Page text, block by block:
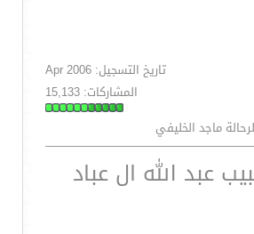
تاريخ التسجيل: Apr 2006
المشاركات: 15,133
ماجد الخليفي
عبد الله ال عباد